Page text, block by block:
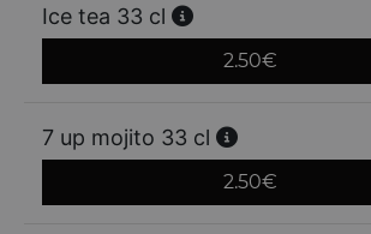
Ice tea 33 cl
2.50€
7 up mojito 33 cl
2.50€